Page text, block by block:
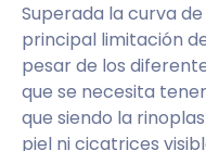
Superada la curva
principal limitación
pesar de los
que se necesita
que siendo la
piel ni cicatrices